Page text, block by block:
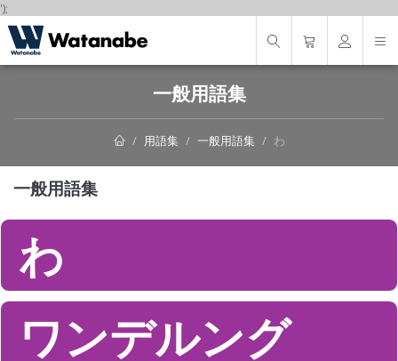
');
一般用語集
用語集 一般用語集 わ
一般用語集
わ
ワンデルング